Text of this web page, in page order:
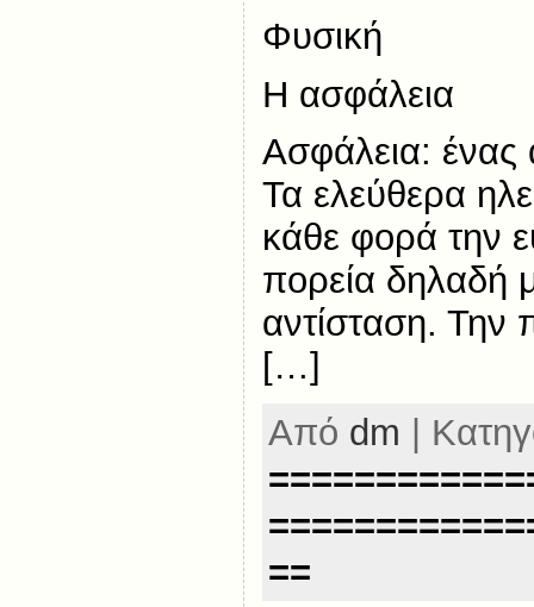
Φυσική
Η ασφάλεια
Ασφάλεια: ένας
Τα ελεύθερα
κάθε φορά την
πορεία δηλαδή
αντίσταση. Την
[…]
Από dm |
==